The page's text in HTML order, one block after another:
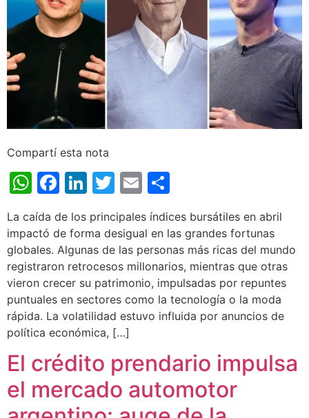
Compartí esta nota
WhatsApp
Facebook
LinkedIn
Twitter
Email
La caída de los principales índices bursátiles en abril
impactó de forma desigual en las grandes fortunas
globales. Algunas de las personas más ricas del mundo
registraron retrocesos millonarios, mientras que otras
vieron crecer su patrimonio, impulsadas por repuntes
puntuales en sectores como la tecnología o la moda
rápida. La volatilidad estuvo influida por anuncios de
política económica, […]
El crédito prendario impulsa
el mercado automotor